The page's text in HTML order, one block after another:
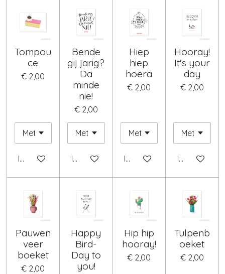
Tompou
ce
€ 2,00
In winkelwagen
Bende
gij jarig?
Da
minde
nie!
€ 2,00
In winkelwagen
Hiep
hiep
hoera
€ 2,00
In winkelwagen
Hooray!
It's your
day
€ 2,00
In
Pauwen
veer
boeket
€ 2,00
Happy
Bird-
Day to
you!
Hip hip
hooray!
€ 2,00
Tulpenb
oeket
€ 2,00